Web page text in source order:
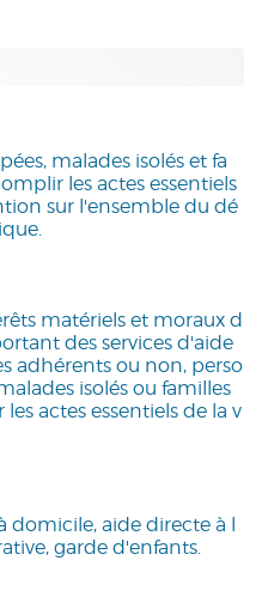
malades isolés et fa
les actes essentiels
sur l'ensemble du dé
matériels et moraux d
des services d'aide
adhérents ou non, perso
isolés ou familles
actes essentiels de la v
domicile, aide directe à l
garde d'enfants.